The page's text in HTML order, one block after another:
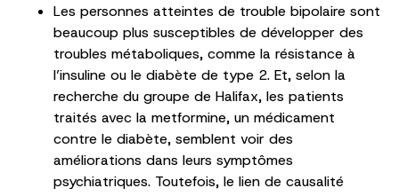
Les personnes atteintes de trouble bipolaire sont
beaucoup plus susceptibles de développer des
troubles métaboliques, comme la résistance à
l’insuline ou le diabète de type 2. Et, selon la
recherche du groupe de Halifax, les patients
traités avec la metformine, un médicament
contre le diabète, semblent voir des
améliorations dans leurs symptômes
psychiatriques. Toutefois, le lien de causalité